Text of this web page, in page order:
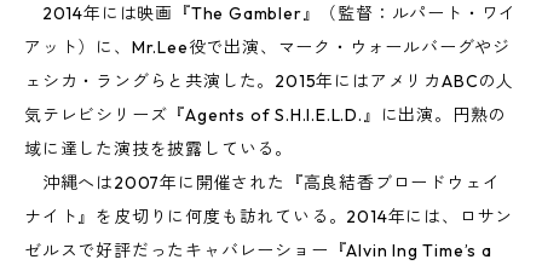
2014年には映画『The Gambler』（監督：ルパート・ワイ
アット）に、Mr.Lee役で出演、マーク・ウォールバーグやジ
ェシカ・ラングらと共演した。2015年にはアメリカABCの人
気テレビシリーズ『Agents of S.H.I.E.L.D.』に出演。円熟の
域に達した演技を披露している。
沖縄へは2007年に開催された『高良結香ブロードウェイ
ナイト』を皮切りに何度も訪れている。2014年には、ロサン
ゼルスで好評だったキャバレーショー『Alvin Ing Time’s a